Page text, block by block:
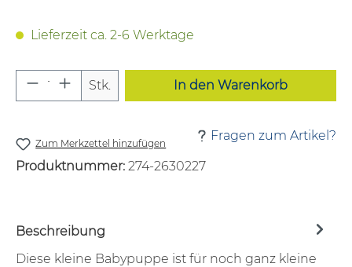
Lieferzeit ca. 2-6 Werktage
Produkt Anzahl: Gib den
Stk. In den Warenkorb
Zum Merkzettel hinzufügen
Fragen zum Artikel?
Produktnummer: 274-2630227
Beschreibung
Diese kleine Babypuppe ist für noch ganz kleine